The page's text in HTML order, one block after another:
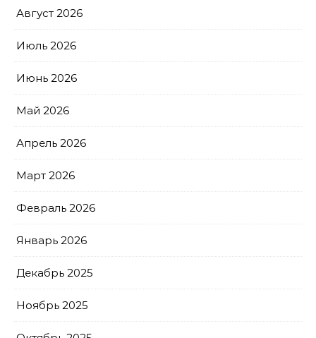
Август 2026
Июль 2026
Июнь 2026
Май 2026
Апрель 2026
Март 2026
Февраль 2026
Январь 2026
Декабрь 2025
Ноябрь 2025